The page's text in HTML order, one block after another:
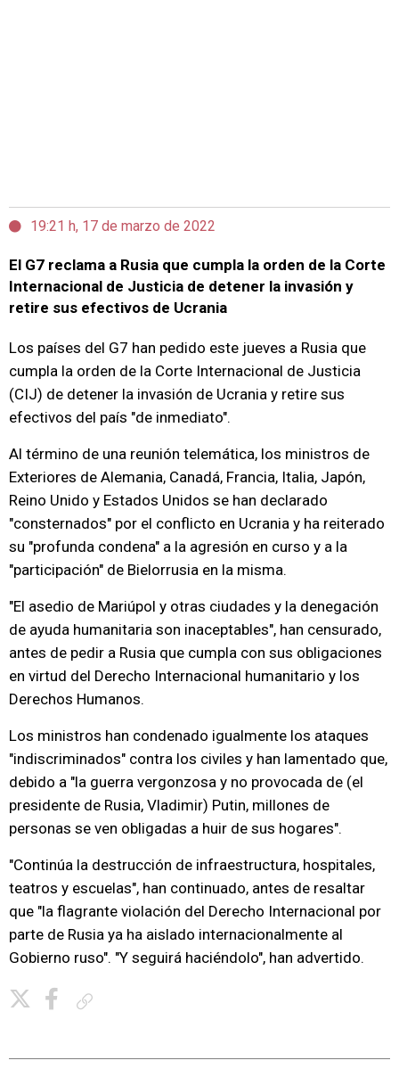
19:21 h, 17 de marzo de 2022
El G7 reclama a Rusia que cumpla la orden de la Corte
Internacional de Justicia de detener la invasión y
retire sus efectivos de Ucrania
Los países del G7 han pedido este jueves a Rusia que
cumpla la orden de la Corte Internacional de Justicia
(CIJ) de detener la invasión de Ucrania y retire sus
efectivos del país "de inmediato".
Al término de una reunión telemática, los ministros de
Exteriores de Alemania, Canadá, Francia, Italia, Japón,
Reino Unido y Estados Unidos se han declarado
"consternados" por el conflicto en Ucrania y ha reiterado
su "profunda condena" a la agresión en curso y a la
"participación" de Bielorrusia en la misma.
"El asedio de Mariúpol y otras ciudades y la denegación
de ayuda humanitaria son inaceptables", han censurado,
antes de pedir a Rusia que cumpla con sus obligaciones
en virtud del Derecho Internacional humanitario y los
Derechos Humanos.
Los ministros han condenado igualmente los ataques
"indiscriminados" contra los civiles y han lamentado que,
debido a "la guerra vergonzosa y no provocada de (el
presidente de Rusia, Vladimir) Putin, millones de
personas se ven obligadas a huir de sus hogares".
"Continúa la destrucción de infraestructura, hospitales,
teatros y escuelas", han continuado, antes de resaltar
que "la flagrante violación del Derecho Internacional por
parte de Rusia ya ha aislado internacionalmente al
Gobierno ruso". "Y seguirá haciéndolo", han advertido.